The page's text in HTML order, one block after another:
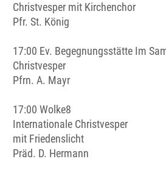
Christvesper mit Kirchenchor
Pfr. St. König
17:00 Ev. Begegnungsstätte Im
Christvesper
Pfrn. A. Mayr
17:00 Wolke8
Internationale Christvesper
mit Friedenslicht
Präd. D. Hermann